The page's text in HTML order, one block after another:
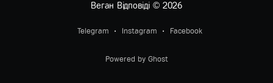
Веган Відповіді© 2026
Telegram Instagram Facebook
Powered by Ghost